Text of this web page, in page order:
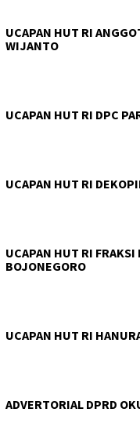
UCAPAN HUT RI
WIJANTO
UCAPAN HUT RI DPC
UCAPAN HUT RI
UCAPAN HUT RI FRAKSI
BOJONEGORO
UCAPAN HUT RI
ADVERTORIAL DPRD